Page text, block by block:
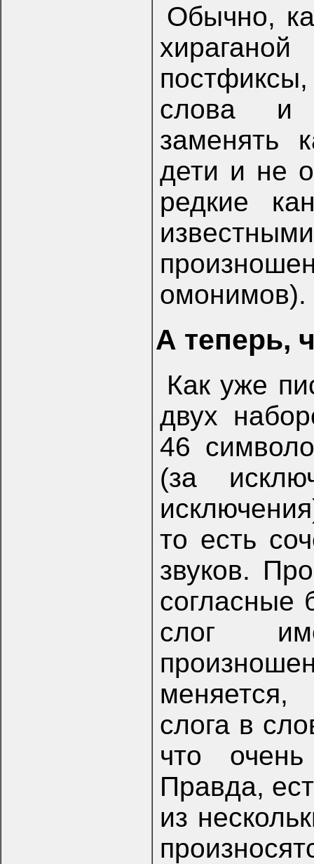
Обычно,
слова и
заменять
дети и не
редкие
омонимов).
А теперь,
Как уже
двух
46
(за
то есть
звуков.
согласные
слог
слога в
что
Правда,
из